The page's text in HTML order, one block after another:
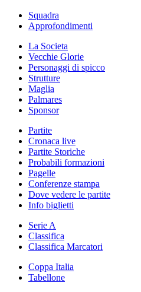
Squadra
Approfondimenti
La Societa
Vecchie Glorie
Personaggi di spicco
Strutture
Maglia
Palmares
Sponsor
Partite
Cronaca live
Partite Storiche
Probabili formazioni
Pagelle
Conferenze stampa
Dove vedere le partite
Info biglietti
Serie A
Classifica
Classifica Marcatori
Coppa Italia
Tabellone